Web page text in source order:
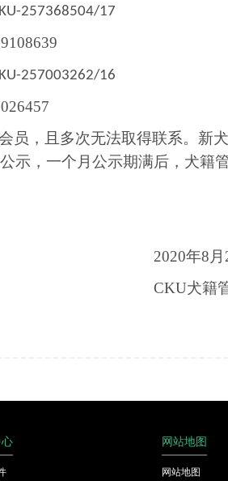
257368504/17
257003262/16
员，且多次无法取得联系。 新
示，一个月公示期满后，犬籍
2020年8 月
CKU犬籍
网站地图
网站地图